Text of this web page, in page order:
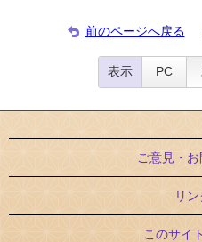
前のページへ戻る
表示 PC
ご意見・
リ
このサイ